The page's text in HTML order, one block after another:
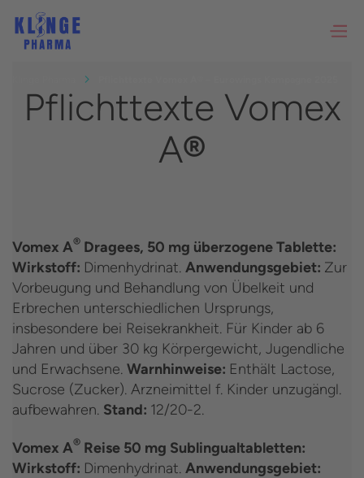
Pflichttexte Vomex
A®
Vomex A® Dragees, 50 mg überzogene Tablette:
Wirkstoff: Dimenhydrinat. Anwendungsgebiet: Zur
Vorbeugung und Behandlung von Übelkeit und
Erbrechen unterschiedlichen Ursprungs,
insbesondere bei Reisekrankheit. Für Kinder ab 6
Jahren und über 30 kg Körpergewicht, Jugendliche
und Erwachsene. Warnhinweise: Enthält Lactose,
Sucrose (Zucker). Arzneimittel f. Kinder unzugängl.
aufbewahren. Stand: 12/20-2.
Vomex A® Reise 50 mg Sublingualtabletten:
Wirkstoff: Dimenhydrinat. Anwendungsgebiet: